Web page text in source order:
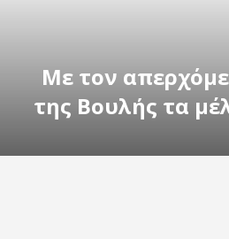
Με τον
της Βουλής τα